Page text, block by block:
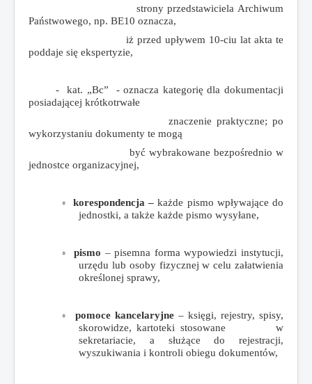
strony przedstawiciela Archiwum
Państwowego, np. BE10 oznacza,
iż przed upływem 10-ciu lat akta te
poddaje się ekspertyzie,
- kat. „Bc” - oznacza kategorię dla dokumentacji
posiadającej krótkotrwałe
znaczenie praktyczne; po
wykorzystaniu dokumenty te mogą
być wybrakowane bezpośrednio w
jednostce organizacyjnej,
◦ korespondencja –każde pismo wpływające do
jednostki, a także każde pismo wysyłane,
◦ pismo – pisemna forma wypowiedzi instytucji,
urzędu lub osoby fizycznej w celu załatwienia
określonej sprawy,
◦ pomoce kancelaryjne – księgi, rejestry, spisy,
skorowidze, kartoteki stosowane w
sekretariacie, a służące do rejestracji,
wyszukiwania i kontroli obiegu dokumentów,